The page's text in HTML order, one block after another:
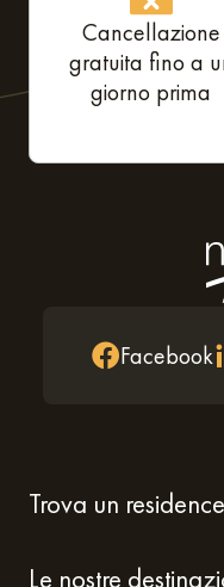
Cancellazione
gratuita fino a
giorno prima
Facebook
Trova un residence
Le nostre